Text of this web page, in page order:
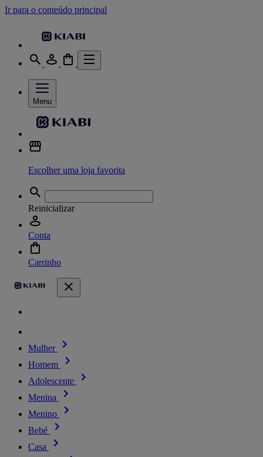
Ir para o conteúdo principal
Menu
Escolher uma loja favorita
Reinicializar
Conta
Carrinho
Mulher
Homem
Adolescente
Menina
Menino
Bebé
Casa